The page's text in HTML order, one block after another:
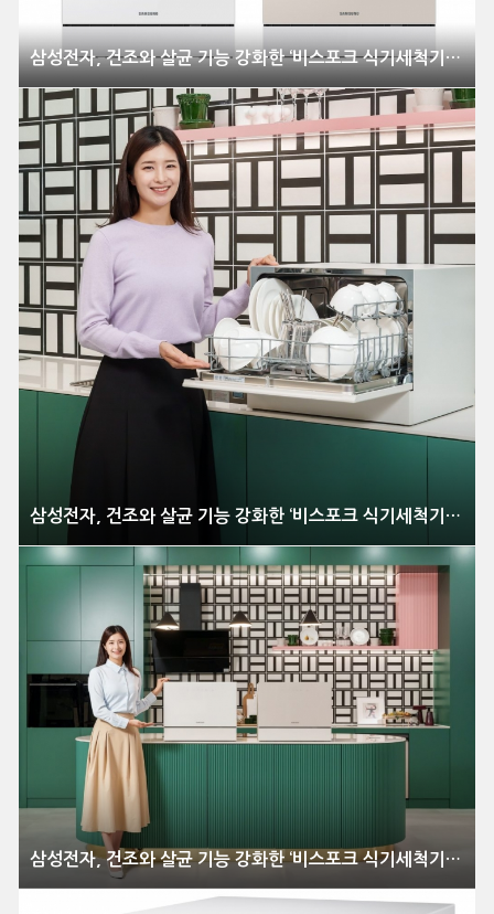
삼성전자, 건조와 살균 기능 강화한 ‘비스포크 식기세척기 카운터탑’ 신제품 출시
삼성전자, 건조와 살균 기능 강화한 ‘비스포크 식기세척기 카운터탑’ 신제품 출시
삼성전자, 건조와 살균 기능 강화한 ‘비스포크 식기세척기 카운터탑’ 신제품 출시